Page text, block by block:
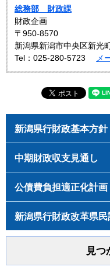
総務部 財政課
財政企画
〒950-8570
新潟県新潟市中央区新
Tel：025-280-5723
メ
新潟県行財政基本方針
中期財政収支見通し
公債費負担適正化計画
新潟県行財政改革県民
見つ